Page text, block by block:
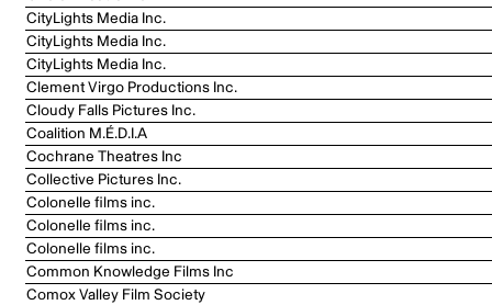
CityLights Media Inc.
CityLights Media Inc.
CityLights Media Inc.
Clement Virgo Productions Inc.
Cloudy Falls Pictures Inc.
Coalition M.É.D.I.A
Cochrane Theatres Inc
Collective Pictures Inc.
Colonelle films inc.
Colonelle films inc.
Colonelle films inc.
Common Knowledge Films Inc
Comox Valley Film Society